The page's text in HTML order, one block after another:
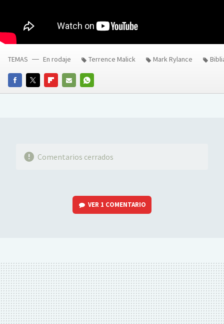
FACEBOOKTWITTERFLIPBOARD
E-
WHATSAPP
TEMAS En rodaje Terrence Malick Mark Rylance
Comentarios cerrados
VER 1 COMENTARIO